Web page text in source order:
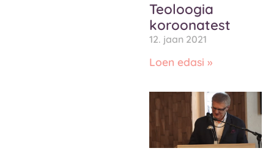
Teoloogia
koroonatest
12. jaan 2021
Loen edasi »